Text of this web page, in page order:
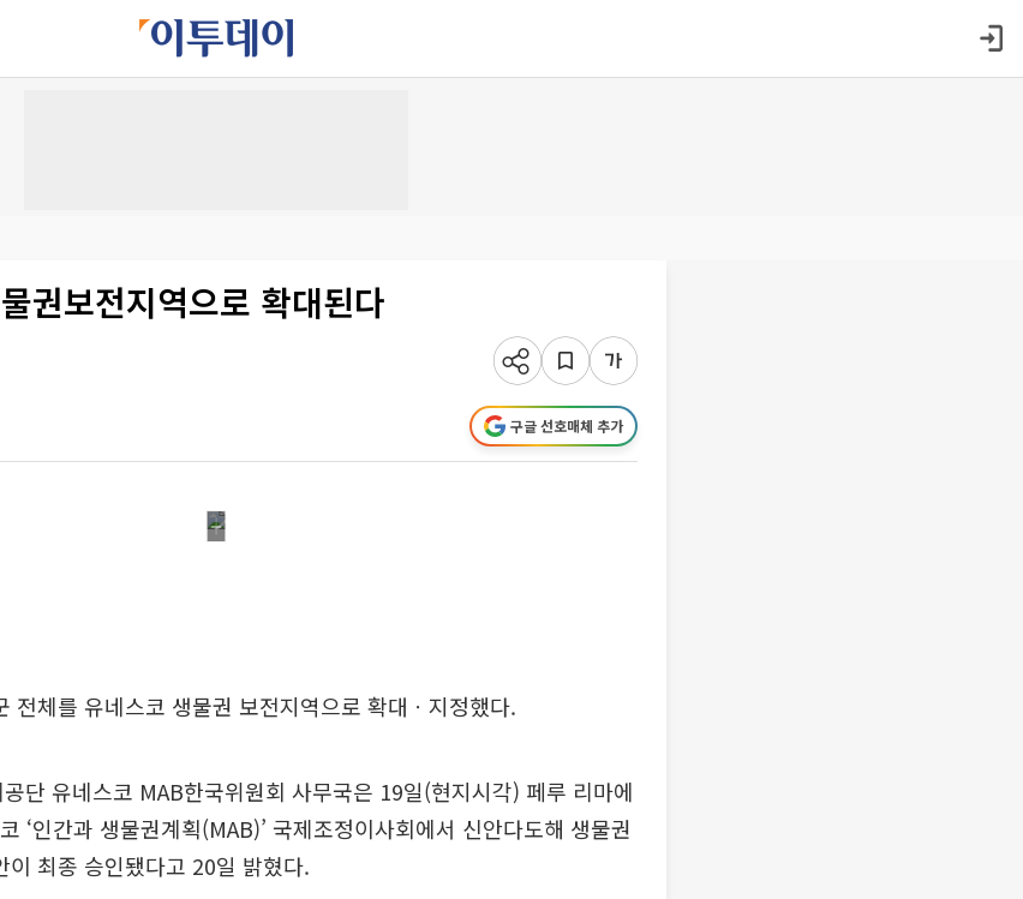
권보전지역으로 확대된다
구글 선호매체 추가
전체를 유네스코 생물권 보전지역으로 확대ㆍ지정했다.
단 유네스코 MAB한국위원회 사무국은 19일(현지시각) 페루 리마에
‘인간과 생물권계획(MAB)’ 국제조정이사회에서 신안다도해 생물권
이 최종 승인됐다고 20일 밝혔다.